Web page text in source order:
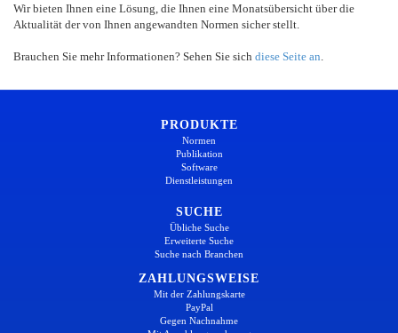
Wir bieten Ihnen eine Lösung, die Ihnen eine Monatsübersicht über die
Aktualität der von Ihnen angewandten Normen sicher stellt.
Brauchen Sie mehr Informationen? Sehen Sie sich diese Seite an
PRODUKTE
Normen
Publikation
Software
Dienstleistungen
SUCHE
Übliche Suche
Erweiterte Suche
Suche nach Branchen
ZAHLUNGSWEISE
Mit der Zahlungskarte
PayPal
Gegen Nachnahme